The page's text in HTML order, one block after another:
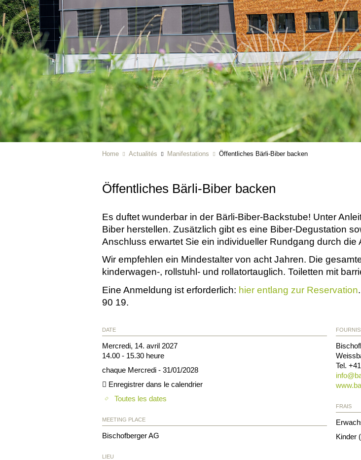
Home Actualités Manifestations Öffentliches Bärli-Biber backen
Öffentliches Bärli-Biber backen
Es duftet wunderbar in der Bärli-Biber-Backstube! Unter
Biber herstellen. Zusätzlich gibt es eine Biber-Degustation
Anschluss erwartet Sie ein individueller Rundgang durch die
Wir empfehlen ein Mindestalter von acht Jahren. Die
kinderwagen-, rollstuhl- und rollatortauglich. Toiletten mit
Eine Anmeldung ist erforderlich: hier entlang zur Reservation
90 19.
DATE
Mercredi, 14. avril 2027
14.00 - 15.30 heure
chaque Mercredi - 31/01/2028
Enregistrer dans le calendrier
Toutes les dates
MEETING PLACE
Bischofberger AG
LIEU
Tel.
info@
FRAIS
Kinder